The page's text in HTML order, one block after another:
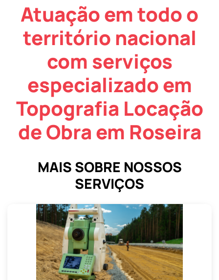
Atuação em todo o
território nacional
com serviços
especializado em
Topografia Locação
de Obra em Roseira
MAIS SOBRE NOSSOS
SERVIÇOS